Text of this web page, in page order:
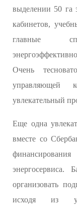
выделении 50 га
кабинетов,
главные
Очень
управляющей
увлекательный
Еще одна
вместе со
организовать
исходя из